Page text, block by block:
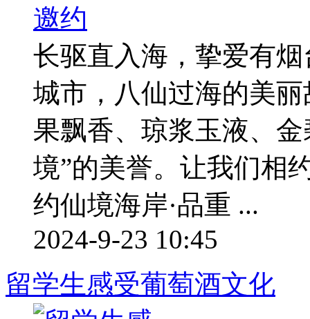
长驱直入海，挚爱有
城市，八仙过海的美
果飘香、琼浆玉液、
境”的美誉。让我们相
约仙境海岸·品重 ...
2024-9-23 10:45
留学生感受葡萄酒文化